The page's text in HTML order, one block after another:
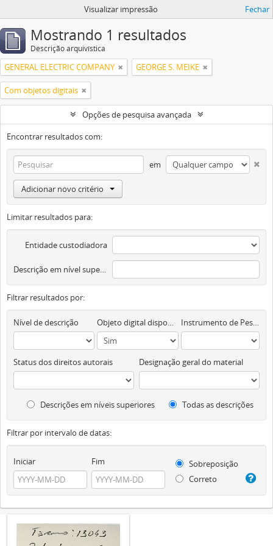
Visualizar impressão Fechar
Mostrando 1 resultados
Descrição arquivística
GENERAL ELECTRIC COMPANY GEORGE S. MEIKE
Com objetos digitais
Opções de pesquisa avançada
Encontrar resultados com:
em
Adicionar novo critério
Limitar resultados para:
Entidade custodiadora
Descrição em nível superior
Filtrar resultados por:
Nível de descrição Objeto digital disponível Instrumento de Pesquisa
Status dos direitos autorais Designação geral do material
Descrições em níveis superiores Todas as descrições
Filtrar por intervalo de datas:
Iniciar Fim
Sobreposição
Correto